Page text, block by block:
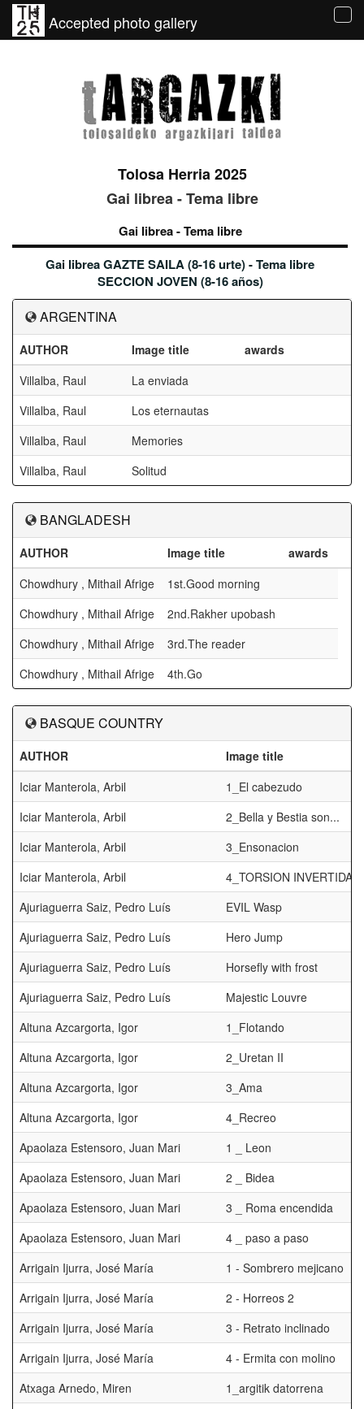
Accepted photo gallery
Tolosa Herria 2025
Gai librea - Tema libre
Gai librea - Tema libre
Gai librea GAZTE SAILA (8-16 urte) - Tema libre
SECCION JOVEN (8-16 años)
ARGENTINA
AUTHOR Image title
awards
Villalba, Raul
La enviada
Villalba, Raul
Los eternautas
Villalba, Raul
Memories
Villalba, Raul
Solitud
BANGLADESH
AUTHOR Image title
awards
Chowdhury , Mithail Afrige
1st.Good morning
Chowdhury , Mithail Afrige
2nd.Rakher upobash
Chowdhury , Mithail Afrige
3rd.The reader
Chowdhury , Mithail Afrige
4th.Go
BASQUE COUNTRY
AUTHOR
Image title
Iciar Manterola, Arbil
1_El cabezudo
Iciar Manterola, Arbil
2_Bella y Bestia son...
Iciar Manterola, Arbil
3_Ensonacion
Iciar Manterola, Arbil
4_TORSION INVERTIDA
Ajuriaguerra Saiz, Pedro Luís
EVIL Wasp
Ajuriaguerra Saiz, Pedro Luís
Hero Jump
Ajuriaguerra Saiz, Pedro Luís
Horsefly with frost
Ajuriaguerra Saiz, Pedro Luís
Majestic Louvre
Altuna Azcargorta, Igor
1_Flotando
Altuna Azcargorta, Igor
2_Uretan II
Altuna Azcargorta, Igor
3_Ama
Altuna Azcargorta, Igor
4_Recreo
Apaolaza Estensoro, Juan Mari
1 _ Leon
Apaolaza Estensoro, Juan Mari
2 _ Bidea
Apaolaza Estensoro, Juan Mari
3 _ Roma encendida
Apaolaza Estensoro, Juan Mari
4 _ paso a paso
Arrigain Ijurra, José María
1 - Sombrero mejicano
Arrigain Ijurra, José María
2 - Horreos 2
Arrigain Ijurra, José María
3 - Retrato inclinado
Arrigain Ijurra, José María
4 - Ermita con molino
Atxaga Arnedo, Miren
1_argitik datorrena